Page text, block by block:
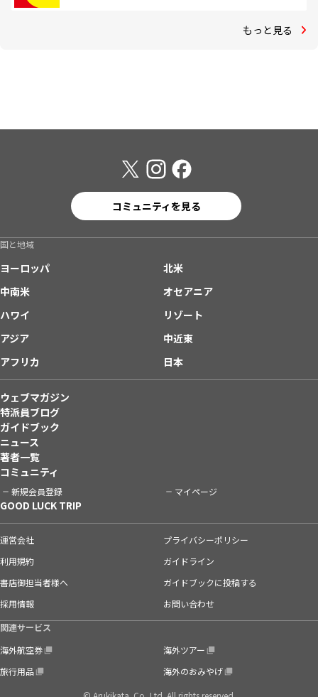
もっと見る
コミュニティを見る
国と地域
ヨーロッパ
北米
中南米
オセアニア
ハワイ
リゾート
アジア
中近東
アフリカ
日本
ウェブマガジン
特派員ブログ
ガイドブック
ニュース
著者一覧
コミュニティ
新規会員登録 マイページ
GOOD LUCK TRIP
運営会社
プライバシーポリシー
利用規約
ガイドライン
書店御担当者様へ
ガイドブックに投稿する
採用情報
お問い合わせ
関連サービス
海外航空券
海外ツアー
旅行用品
海外のおみやげ